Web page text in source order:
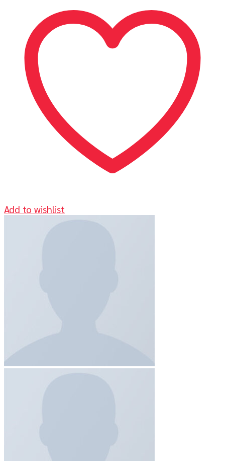
Add to wishlist